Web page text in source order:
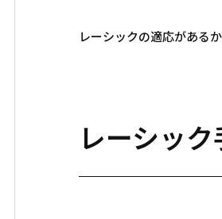
レーシックの適応がある
レーシッ